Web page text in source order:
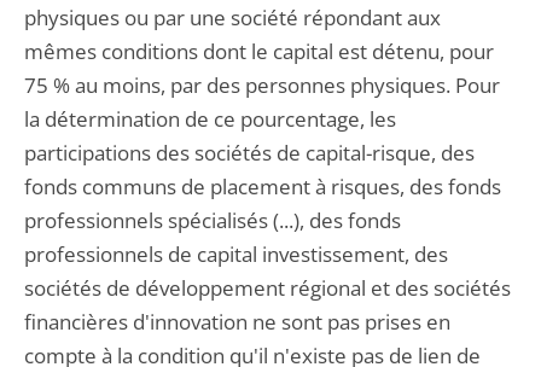
physiques ou par une société répondant aux
mêmes conditions dont le capital est détenu, pour
75 % au moins, par des personnes physiques. Pour
la détermination de ce pourcentage, les
participations des sociétés de capital-risque, des
fonds communs de placement à risques, des fonds
professionnels spécialisés (...), des fonds
professionnels de capital investissement, des
sociétés de développement régional et des sociétés
financières d'innovation ne sont pas prises en
compte à la condition qu'il n'existe pas de lien de